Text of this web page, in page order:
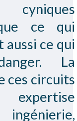
ce qui
ce qui
La
ces circuits